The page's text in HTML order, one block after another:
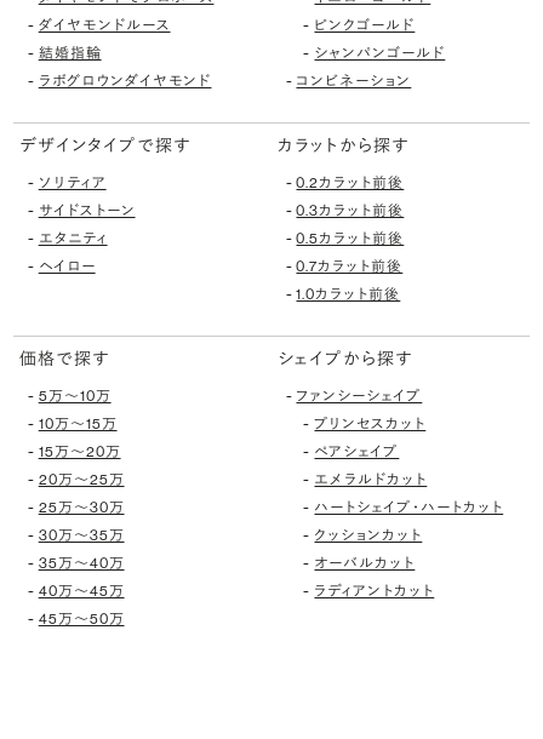
- ダイヤモンドルース
- 結婚指輪
- ラボグロウンダイヤモンド
- ピンクゴールド
- シャンパンゴールド
- コンビネーション
デザインタイプで探す
- ソリティア
- サイドストーン
- エタニティ
- ヘイロー
カラットから探す
-0.2カラット前後
-0.3カラット前後
-0.5カラット前後
-0.7カラット前後
-1.0カラット前後
価格で探す
- 5万〜10万
- 10万〜15万
- 15万〜20万
- 20万〜25万
- 25万〜30万
- 30万〜35万
- 35万〜40万
- 40万〜45万
- 45万〜50万
シェイプから探す
- ファンシーシェイプ
-プリンセスカット
- ペアシェイプ
- エメラルドカット
- ハートシェイプ・ハートカット
- クッションカット
- オーバルカット
- ラディアントカット